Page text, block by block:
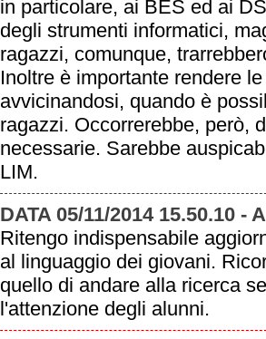
in particolare, ai BES ed ai
degli strumenti informatici,
ragazzi, comunque,
Inoltre è importante rendere
avvicinandosi, quando è
ragazzi. Occorrerebbe, però,
necessarie. Sarebbe
LIM.
DATA 05/11/2014 15.50.10 -
Ritengo indispensabile
al linguaggio dei giovani.
quello di andare alla ricerca
l'attenzione degli alunni.